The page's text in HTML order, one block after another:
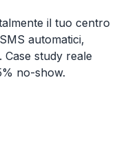
il tuo centro
automatici,
Case study reale
no-show.